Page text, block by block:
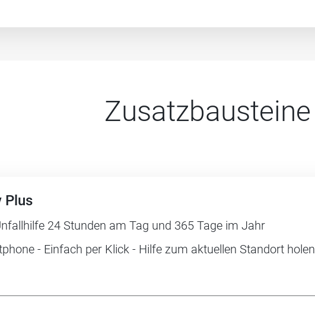
Zusatzbausteine
Plus
24 Stunden am Tag und 365 Tage im Jahr
- Einfach per Klick - Hilfe zum aktuellen Standort holen